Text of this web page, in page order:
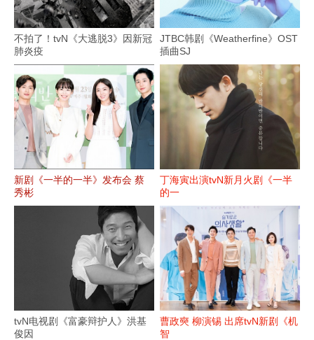
不拍了！tvN《大逃脱3》因新冠
肺炎疫
JTBC韩剧《Weatherfine》OST
插曲SJ
新剧《一半的一半》发布会 蔡
秀彬
丁海寅出演tvN新月火剧《一半
的一
tvN电视剧《富豪辩护人》洪基
俊因
曹政奭 柳演锡 出席tvN新剧《机
智